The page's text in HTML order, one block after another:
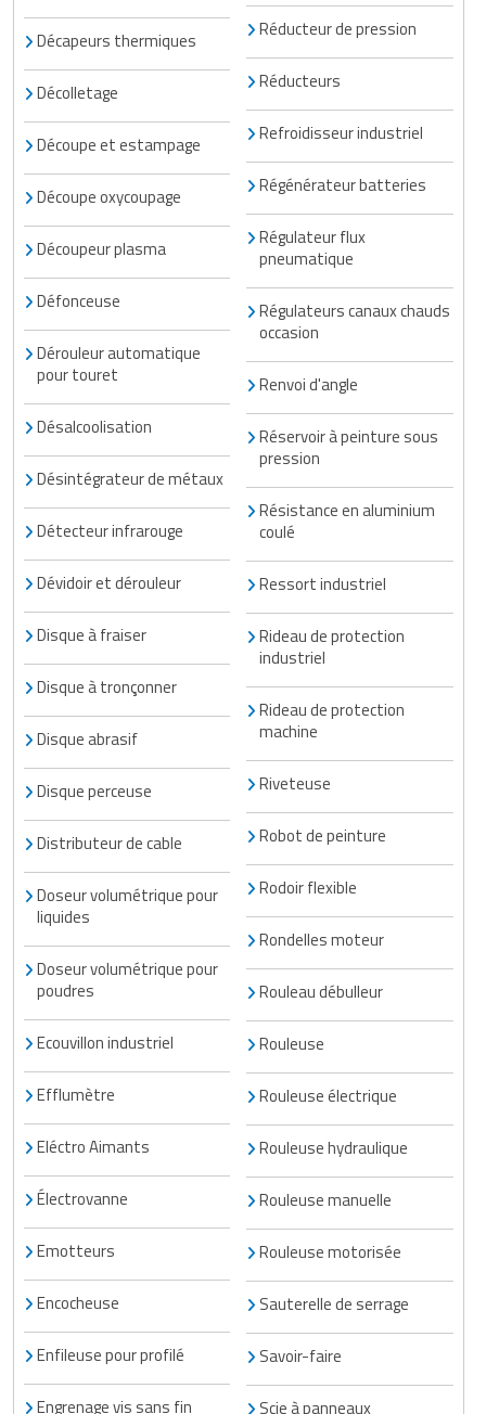
Décapeurs thermiques
Décolletage
Découpe et estampage
Découpe oxycoupage
Découpeur plasma
Défonceuse
Dérouleur automatique
pour touret
Désalcoolisation
Désintégrateur de métaux
Détecteur infrarouge
Dévidoir et dérouleur
Disque à fraiser
Disque à tronçonner
Disque abrasif
Disque perceuse
Distributeur de cable
Doseur volumétrique pour
liquides
Doseur volumétrique pour
poudres
Ecouvillon industriel
Efflumètre
Eléctro Aimants
Électrovanne
Emotteurs
Encocheuse
Enfileuse pour profilé
Engrenage vis sans fin
Réducteur de pression
Réducteurs
Refroidisseur industriel
Régénérateur batteries
Régulateur flux
pneumatique
Régulateurs canaux chauds
occasion
Renvoi d'angle
Réservoir à peinture sous
pression
Résistance en aluminium
coulé
Ressort industriel
Rideau de protection
industriel
Rideau de protection
machine
Riveteuse
Robot de peinture
Rodoir flexible
Rondelles moteur
Rouleau débulleur
Rouleuse
Rouleuse électrique
Rouleuse hydraulique
Rouleuse manuelle
Rouleuse motorisée
Sauterelle de serrage
Savoir-faire
Scie à panneaux